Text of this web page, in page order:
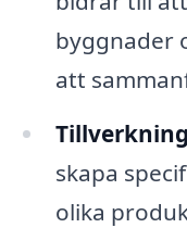
byggnader
att
skapa
olika